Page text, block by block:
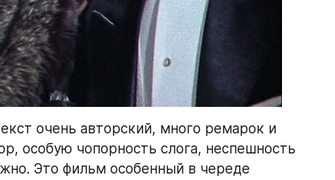
очень авторский, много ремарок и
особую чопорность слога, неспешность
Это фильм особенный в череде